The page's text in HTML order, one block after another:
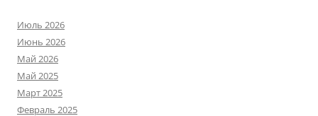
Июль 2026
Июнь 2026
Май 2026
Май 2025
Март 2025
Февраль 2025